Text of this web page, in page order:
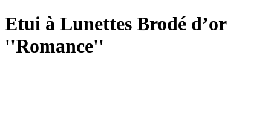
Etui à Lunettes Brodé d’or
''Romance''